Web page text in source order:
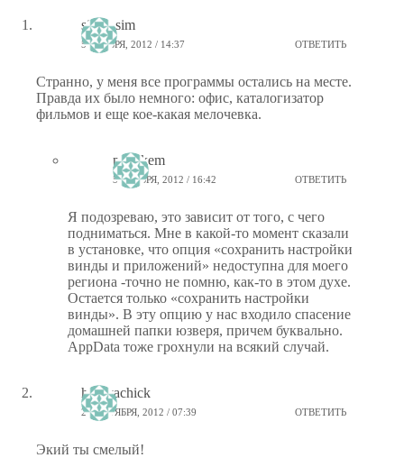
sim__sim
5 НОЯБРЯ, 2012 / 14:37 ОТВЕТИТЬ
Странно, у меня все программы остались на месте.
Правда их было немного: офис, каталогизатор
фильмов и еще кое-какая мелочевка.
ptiz_kem
5 НОЯБРЯ, 2012 / 16:42 ОТВЕТИТЬ
Я подозреваю, это зависит от того, с чего
подниматься. Мне в какой-то момент сказали
в установке, что опция «сохранить настройки
винды и приложений» недоступна для моего
региона -точно не помню, как-то в этом духе.
Остается только «сохранить настройки
винды». В эту опцию у нас входило спасение
домашней папки юзверя, причем буквально.
AppData тоже грохнули на всякий случай.
homyachick
28 ОКТЯБРЯ, 2012 / 07:39 ОТВЕТИТЬ
Экий ты смелый!